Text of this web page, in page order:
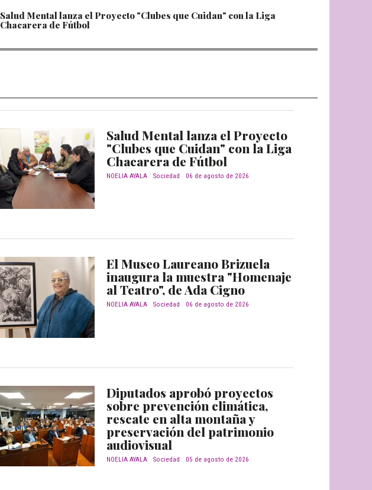
Salud Mental lanza el Proyecto "Clubes que Cuidan" con la Liga
Chacarera de Fútbol
Salud Mental lanza el Proyecto
"Clubes que Cuidan" con la Liga
Chacarera de Fútbol
NOELIA AYALA Sociedad 06 de agosto de 2026
El Museo Laureano Brizuela
inaugura la muestra "Homenaje
al Teatro", de Ada Cigno
NOELIA AYALA Sociedad 06 de agosto de 2026
Diputados aprobó proyectos
sobre prevención climática,
rescate en alta montaña y
preservación del patrimonio
audiovisual
NOELIA AYALA Sociedad 05 de agosto de 2026